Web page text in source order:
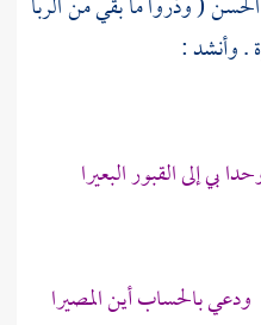
. وأنشد :
بي إلى القبور البعيرا
بالحساب أين المصيرا